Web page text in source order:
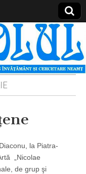
la Piatra-
„Nicolae
de grup şi